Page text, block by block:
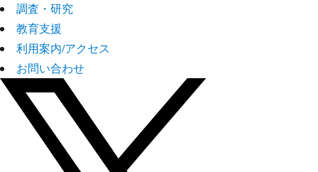
調査・研究
教育支援
利用案内/アクセス
お問い合わせ